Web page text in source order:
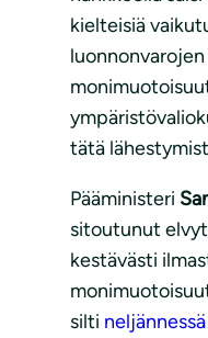
kielteisiä
tätä
Pääministeri
sitoutunut
kestävästi
silti